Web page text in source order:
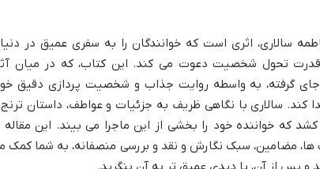
سالاری، اثری است که خوانندگان را به سفری عمیق در
قدرت تحول شخصیت دعوت می کند. این کتاب، که در میان
جای گرفته، به واسطه روایت جذاب و شخصیت پردازی دقیق
کند. سالاری با نگاهی ظریف به جزئیات و عواطف، داستان
که خواننده خود را بخشی از این ماجرا می بیند. این مقاله
مضامین، سبک نگارش و نقد و بررسی منصفانه، به شما کمک